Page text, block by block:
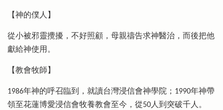
【神的僕人】
從小被邪靈攪擾，不好照顧，母親禱告求神醫治，而後把他
獻給神使用。
【教會牧師】
1986年神的呼召臨到，就讀台灣浸信會神學院；1990年神帶
領至花蓮博愛浸信會牧養教會至今，從50人到突破千人。